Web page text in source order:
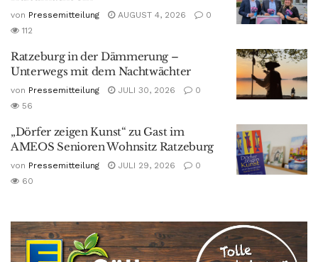
von Pressemitteilung AUGUST 4, 2026
0
112
Ratzeburg in der Dämmerung –
Unterwegs mit dem Nachtwächter
von Pressemitteilung JULI 30, 2026
0
56
„Dörfer zeigen Kunst“ zu Gast im
AMEOS Senioren Wohnsitz Ratzeburg
von Pressemitteilung JULI 29, 2026
0
60